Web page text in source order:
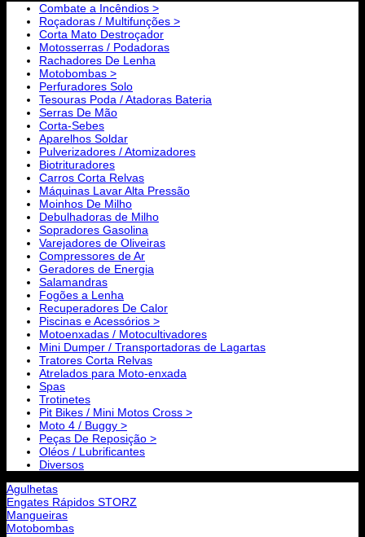
Combate a Incêndios >
Roçadoras / Multifunções >
Corta Mato Destroçador
Motosserras / Podadoras
Rachadores De Lenha
Motobombas >
Perfuradores Solo
Tesouras Poda / Atadoras Bateria
Serras De Mão
Corta-Sebes
Aparelhos Soldar
Pulverizadores / Atomizadores
Biotrituradores
Carros Corta Relvas
Máquinas Lavar Alta Pressão
Moinhos De Milho
Debulhadoras de Milho
Sopradores Gasolina
Varejadores de Oliveiras
Compressores de Ar
Geradores de Energia
Salamandras
Fogões a Lenha
Recuperadores De Calor
Piscinas e Acessórios >
Motoenxadas / Motocultivadores
Mini Dumper / Transportadoras de Lagartas
Tratores Corta Relvas
Atrelados para Moto-enxada
Spas
Trotinetes
Pit Bikes / Mini Motos Cross >
Moto 4 / Buggy >
Peças De Reposição >
Oléos / Lubrificantes
Diversos
Agulhetas
Engates Rápidos STORZ
Mangueiras
Motobombas